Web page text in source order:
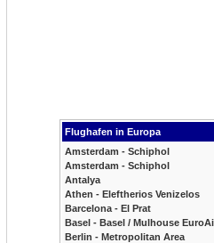
Flughafen in Europa
Amsterdam - Schiphol
Amsterdam - Schiphol
Antalya
Athen - Eleftherios Venizelos
Barcelona - El Prat
Basel - Basel / Mulhouse
Berlin - Metropolitan Area